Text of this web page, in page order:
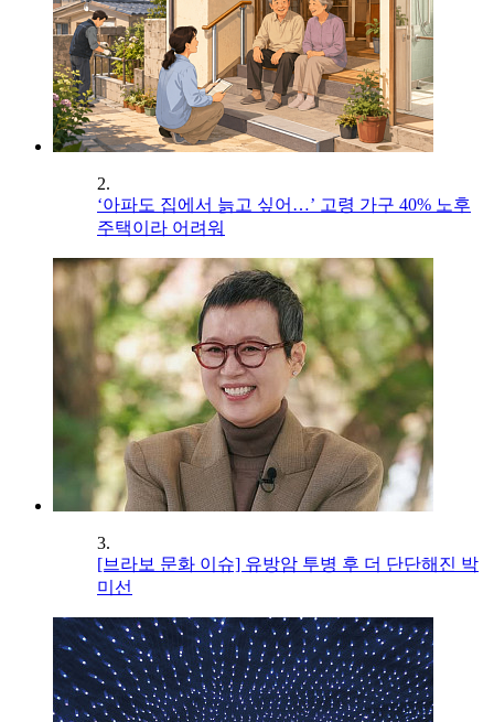
2.
‘아파도 집에서 늙고 싶어…’ 고령 가구 40% 노후
주택이라 어려워
3.
[브라보 문화 이슈] 유방암 투병 후 더 단단해진 박
미선